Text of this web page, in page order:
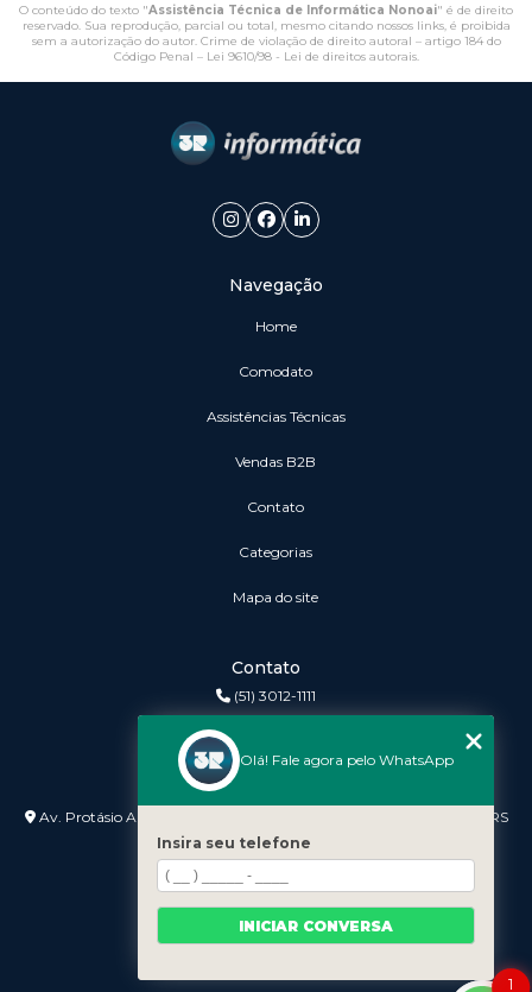
O conteúdo do texto "Assistência Técnica de Informática Nonoai" é de direito
reservado. Sua reprodução, parcial ou total, mesmo citando nossos links, é proibida
sem a autorização do autor. Crime de violação de direito autoral – artigo 184 do
Código Penal – Lei 9610/98 - Lei de direitos autorais.
Navegação
Home
Comodato
Assistências Técnicas
vendas B2B
Contato
Categorias
Mapa do site
Contato
(51) 3012-1111
Endereço
Av. Protásio Alves nº 3240 Lojas 7 e 8 - Petrópolis - Porto Alegre - RS
- 90410-007
1
Olá! Fale agora pelo WhatsApp
Insira seu telefone
INICIAR CONVERSA